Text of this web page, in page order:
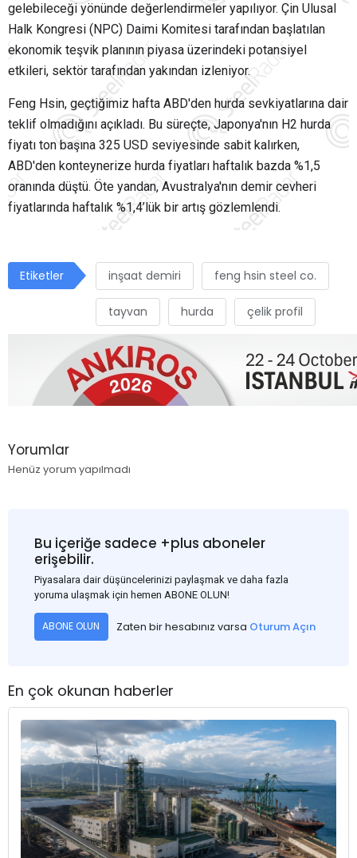
gelebileceği yönünde değerlendirmeler yapılıyor. Çin Ulusal
Halk Kongresi (NPC) Daimi Komitesi tarafından başlatılan
ekonomik teşvik planının piyasa üzerindeki potansiyel
etkileri, sektör tarafından yakından izleniyor.
Feng Hsin, geçtiğimiz hafta ABD'den hurda sevkiyatlarına dair
teklif olmadığını açıkladı. Bu süreçte, Japonya'nın H2 hurda
fiyatı ton başına 325 USD seviyesinde sabit kalırken,
ABD'den konteynerize hurda fiyatları haftalık bazda %1,5
oranında düştü. Öte yandan, Avustralya'nın demir cevheri
fiyatlarında haftalık %1,4’lük bir artış gözlemlendi.
Etiketler inşaat demiri feng hsin steel co.
tayvan hurda çelik profil
Yorumlar
Henüz yorum yapılmadı
Bu içeriğe sadece +plus aboneler
erişebilir.
Piyasalara dair düşüncelerinizi paylaşmak ve daha fazla
yoruma ulaşmak için hemen ABONE OLUN!
ABONE OLUN Zaten bir hesabınız varsa Oturum Açın
En çok okunan haberler